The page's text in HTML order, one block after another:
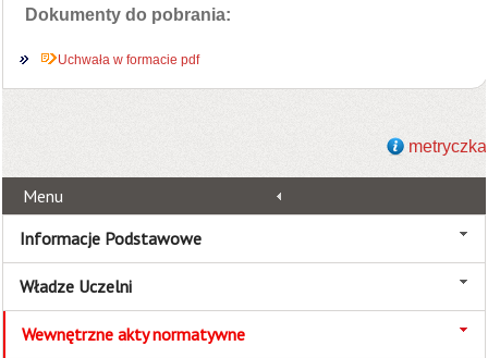
Dokumenty do pobrania:
Uchwała w formacie pdf
metryczka
Menu
Informacje Podstawowe
Władze Uczelni
Wewnętrzne akty normatywne